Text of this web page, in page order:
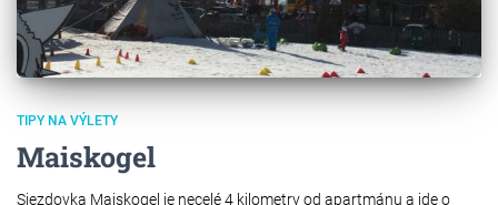
TIPY NA VÝLETY
Maiskogel
Sjezdovka Maiskogel je necelé 4 kilometry od apartmánu a jde o